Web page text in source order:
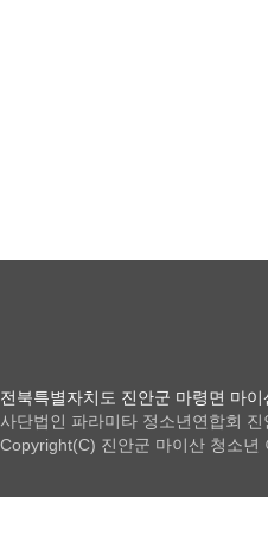
전북특별자치도 진안군 마령면 마
사단법인 파라미타 정소년연합회 진
Copyright(C) 진안군 마이산 청소년